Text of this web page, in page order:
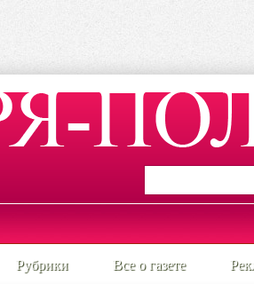
Рубрики Все о газете